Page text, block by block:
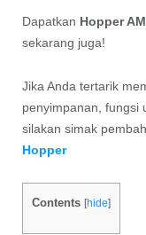
Dapatkan Hopper
sekarang juga!
Jika Anda tertarik
penyimpanan, fungsi
silakan simak
Hopper
Contents [hide]